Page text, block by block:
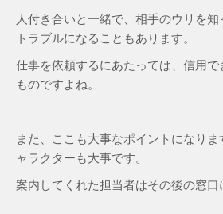
人付き合いと一緒で、相手のウリを
トラブルになることもあります。
仕事を依頼するにあたっては、信用
ものですよね。
また、ここも大事なポイントになり
ャラクターも大事です。
案内してくれた担当者はその後の窓口